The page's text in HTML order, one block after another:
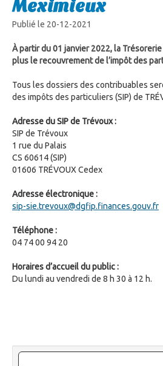
Meximieux
Publié le 20-12-2021
À partir du 01 janvier 2022, la
plus le recouvrement de l’impôt des
Tous les dossiers des contribuables
des impôts des particuliers (SIP) de
Adresse du SIP de Trévoux :
SIP de Trévoux
1 rue du Palais
CS 60614 (SIP)
01606 TRÉVOUX Cedex
Adresse électronique :
sip-sie.trevoux@dgfip.finances.gouv.fr
Téléphone :
04 74 00 94 20
Horaires d’accueil du public :
Du lundi au vendredi de 8 h 30 à 12 h.